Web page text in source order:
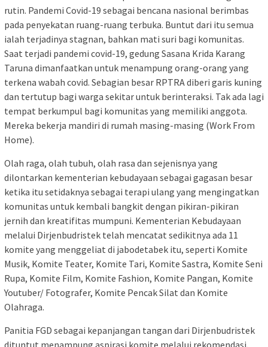
rutin. Pandemi Covid-19 sebagai bencana nasional berimbas
pada penyekatan ruang-ruang terbuka. Buntut dari itu semua
ialah terjadinya stagnan, bahkan mati suri bagi komunitas.
Saat terjadi pandemi covid-19, gedung Sasana Krida Karang
Taruna dimanfaatkan untuk menampung orang-orang yang
terkena wabah covid. Sebagian besar RPTRA diberi garis kuning
dan tertutup bagi warga sekitar untuk berinteraksi. Tak ada lagi
tempat berkumpul bagi komunitas yang memiliki anggota.
Mereka bekerja mandiri di rumah masing-masing (Work From
Home).
Olah raga, olah tubuh, olah rasa dan sejenisnya yang
dilontarkan kementerian kebudayaan sebagai gagasan besar
ketika itu setidaknya sebagai terapi ulang yang mengingatkan
komunitas untuk kembali bangkit dengan pikiran-pikiran
jernih dan kreatifitas mumpuni. Kementerian Kebudayaan
melalui Dirjenbudristek telah mencatat sedikitnya ada 11
komite yang menggeliat di jabodetabek itu, seperti Komite
Musik, Komite Teater, Komite Tari, Komite Sastra, Komite Seni
Rupa, Komite Film, Komite Fashion, Komite Pangan, Komite
Youtuber/ Fotografer, Komite Pencak Silat dan Komite
Olahraga.
Panitia FGD sebagai kepanjangan tangan dari Dirjenbudristek
dituntut menampung aspirasi komite melalui rekomendasi.